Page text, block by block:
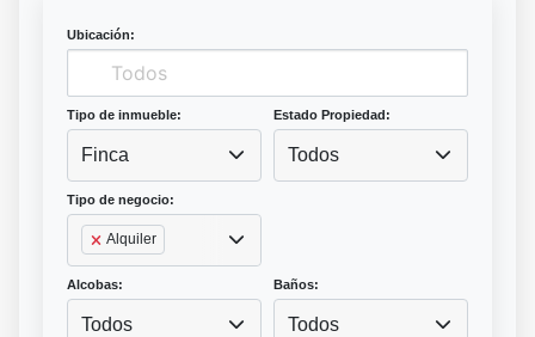
Ubicación:
Tipo de inmueble:
Finca
Estado Propiedad:
Todos
Tipo de negocio:
Alquiler
Alcobas:
Todos
Baños:
Todos